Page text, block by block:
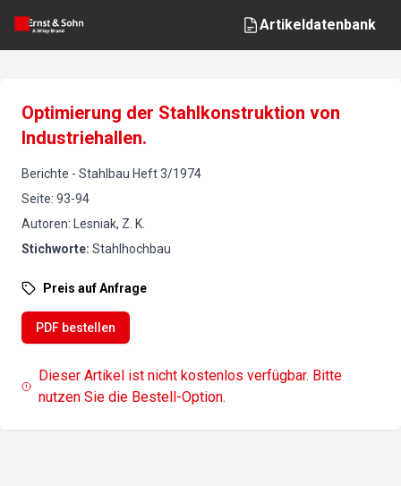
Artikeldatenbank
Optimierung der Stahlkonstruktion von
Industriehallen.
Berichte - Stahlbau Heft3/1974
Seite: 93-94
Autoren:
Lesniak, Z. K.
Stichworte: Stahlhochbau
Preis auf Anfrage
PDF bestellen
Dieser Artikel ist nicht kostenlos verfügbar. Bitte
nutzen Sie die Bestell-Option.